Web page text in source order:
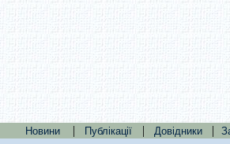
Новини | Публікації | Довідники |